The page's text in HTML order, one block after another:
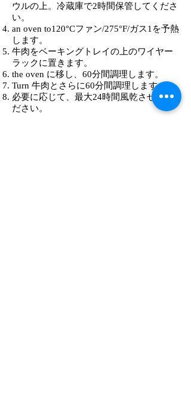
ウルの上。冷蔵庫で2時間保管してくださ
い。
an oven to120°Cファン/275°F/ガス1を予熱
します。
牛肉をベーキングトレイの上のワイヤー
ラックに置きます。
the oven に移し、60分間調理します。
Turn 牛肉とさらに60分間調理します。
必要に応じて、最大24時間風乾させてく
ださい。